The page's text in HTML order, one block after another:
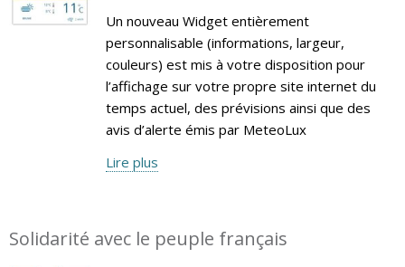
Un nouveau Widget entièrement
personnalisable (informations, largeur,
couleurs) est mis à votre disposition pour
l’affichage sur votre propre site internet du
temps actuel, des prévisions ainsi que des
avis d’alerte émis par MeteoLux
Lire plus
Solidarité avec le peuple français